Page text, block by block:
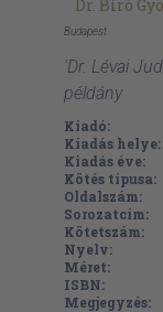
Dr. Bíró
Budapest
'Dr. Lévai
példány
Kiadó:
Kiadás helye:
Kiadás éve:
Kötés típusa:
Oldalszám:
Sorozatcím:
Kötetszám:
Nyelv:
Méret:
ISBN:
Megjegyzés: